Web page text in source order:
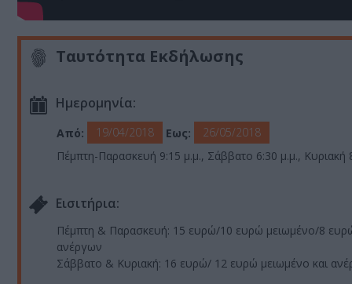
Ταυτότητα Εκδήλωσης
Ημερομηνία:
Από: 19/04/2018 Εως:
26/05/2018
Πέμπτη-Παρασκευή 9:15 μ.μ., Σάββατο 6:30 μ.μ., Κυριακή
Eισιτήρια:
Πέμπτη & Παρασκευή: 15 ευρώ/10 ευρώ μειωμένο/8
ανέργων
Σάββατο & Κυριακή: 16 ευρώ/ 12 ευρώ μειωμένο και